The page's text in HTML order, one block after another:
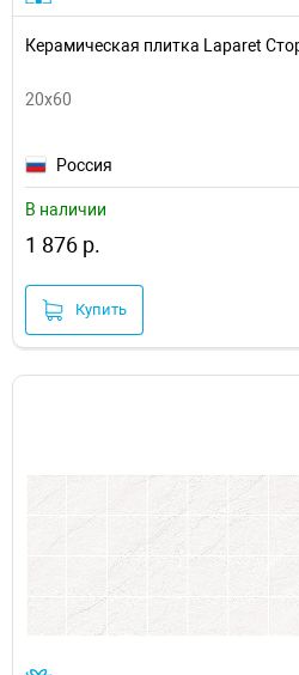
Керамическая плитка Laparet
20x60
Россия
В наличии
1 876 р.
Купить